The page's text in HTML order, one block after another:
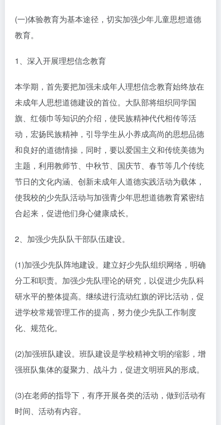
(一)体验教育为基本途径，切实加强少年儿童思想道德
教育。
1、深入开展理想信念教育
本学期，首先要把加强未成年人理想信念教育始终放在
未成年人思想道德建设的首位。大队部将组织同学国
旗、红领巾等知识的介绍，使民族精神代代相传等活
动，宏扬民族精神，引导学生从小养成高尚的思想品德
和良好的道德情操，同时，要以爱国主义和传统美德为
主题，利用教师节、中秋节、国庆节、春节等几个传统
节日的文化内涵、创新未成年人道德实践活动为载体，
使我校的少先队活动与加强青少年思想道德教育紧密结
合起来，促进他们身心健康成长。
2、加强少先队队干部队伍建设。
(1)加强少先队阵地建设。建立好少先队组织网络，明确
分工和职责。加强少先队理论的研究，以促进少先队科
研水平的整体提高。继续进行流动红旗的评比活动，促
进学校常规管理工作的提高，努力使少先队工作制度
化、规范化。
(2)加强班队建设。班队建设是学校精神文明的缩影，增
强班队集体的凝聚力、战斗力，促进文明班风的形成。
(3)在老师的指导下，有序开展各类的活动，做到活动有
时间、活动有内容。